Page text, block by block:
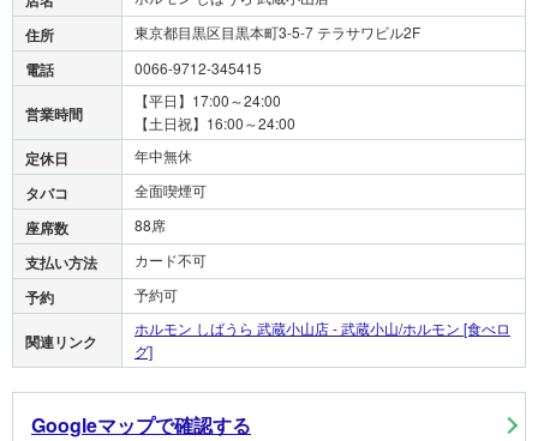
住所 東京都目黒区目黒本町3-5-7 テラサワビル2F
電話 0066-9712-345415
営業時間
【平日】17:00～24:00
【土日祝】16:00～24:00
定休日 年中無休
タバコ 全面喫煙可
座席数 88席
支払い方法 カード不可
予約 予約可
関連リンク
ホルモン しばうら 武蔵小山店 - 武蔵小山/ホルモン [食べロ
グ]
Googleマップで確認する